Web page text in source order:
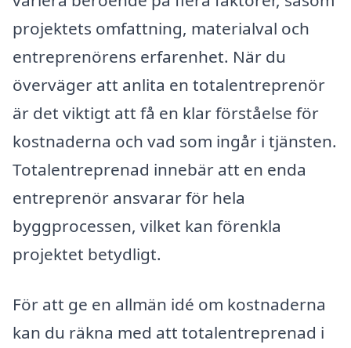
projektets omfattning, materialval och
entreprenörens erfarenhet. När du
överväger att anlita en totalentreprenör
är det viktigt att få en klar förståelse för
kostnaderna och vad som ingår i tjänsten.
Totalentreprenad innebär att en enda
entreprenör ansvarar för hela
byggprocessen, vilket kan förenkla
projektet betydligt.
För att ge en allmän idé om kostnaderna
kan du räkna med att totalentreprenad i